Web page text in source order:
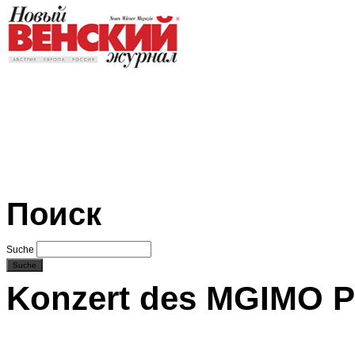
Поиск
Suche
Konzert des MGIMO